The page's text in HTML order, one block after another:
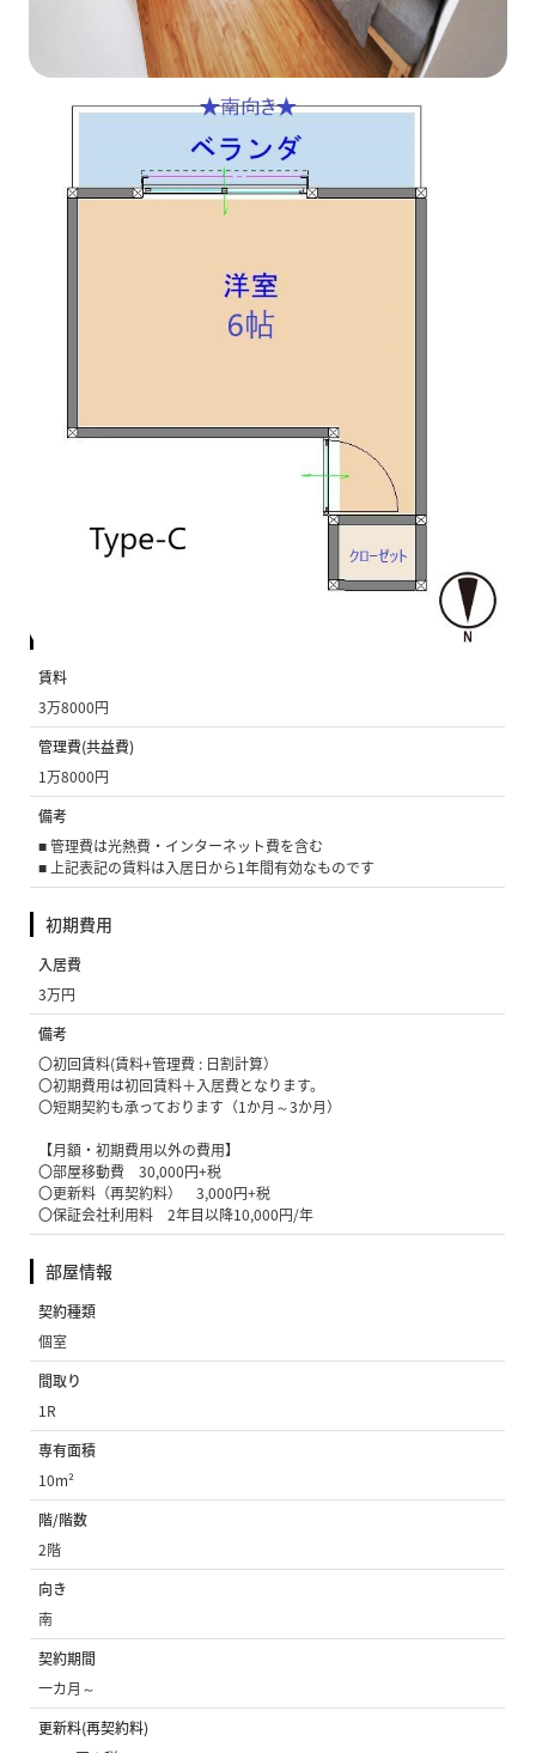
賃料
3万8000円
管理費(共益費)
1万8000円
備考
■ 管理費は光熱費・インターネット費を含む
■ 上記表記の賃料は入居日から1年間有効なものです
初期費用
入居費
3万円
備考
〇初回賃料(賃料+管理費 : 日割計算）
〇初期費用は初回賃料＋入居費となります。
〇短期契約も承っております（1か月～3か月）
【月額・初期費用以外の費用】
〇部屋移動費 30,000円+税
〇更新料（再契約料） 3,000円+税
〇保証会社利用料 2年目以降10,000円/年
部屋情報
契約種類
個室
間取り
1R
専有面積
10m²
階/階数
2階
向き
南
契約期間
一カ月～
更新料(再契約料)